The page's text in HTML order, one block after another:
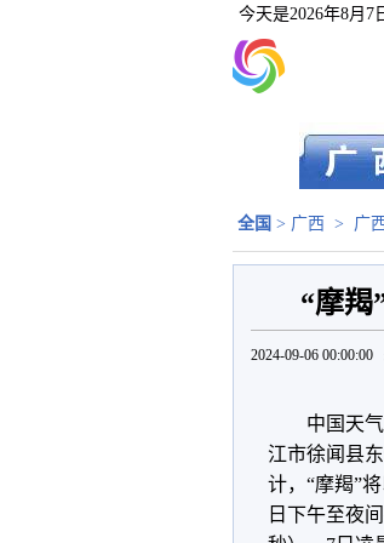
今天是2026年8月7
全国 > 广西 > 广
“摩羯
2024-09-06 00:00:00
中国天
江市徐闻县
计，“摩羯”
日下午至夜